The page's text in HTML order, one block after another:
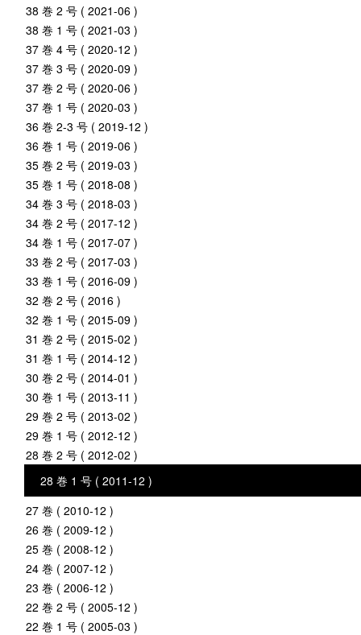
38 巻 2 号 ( 2021-06 )
38 巻 1 号 ( 2021-03 )
37 巻 4 号 ( 2020-12 )
37 巻 3 号 ( 2020-09 )
37 巻 2 号 ( 2020-06 )
37 巻 1 号 ( 2020-03 )
36 巻 2-3 号 ( 2019-12 )
36 巻 1 号 ( 2019-06 )
35 巻 2 号 ( 2019-03 )
35 巻 1 号 ( 2018-08 )
34 巻 3 号 ( 2018-03 )
34 巻 2 号 ( 2017-12 )
34 巻 1 号 ( 2017-07 )
33 巻 2 号 ( 2017-03 )
33 巻 1 号 ( 2016-09 )
32 巻 2 号 ( 2016 )
32 巻 1 号 ( 2015-09 )
31 巻 2 号 ( 2015-02 )
31 巻 1 号 ( 2014-12 )
30 巻 2 号 ( 2014-01 )
30 巻 1 号 ( 2013-11 )
29 巻 2 号 ( 2013-02 )
29 巻 1 号 ( 2012-12 )
28 巻 2 号 ( 2012-02 )
28 巻 1 号 ( 2011-12 )
27 巻 ( 2010-12 )
26 巻 ( 2009-12 )
25 巻 ( 2008-12 )
24 巻 ( 2007-12 )
23 巻 ( 2006-12 )
22 巻 2 号 ( 2005-12 )
22 巻 1 号 ( 2005-03 )